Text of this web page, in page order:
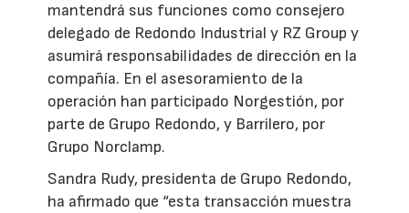
mantendrá sus funciones como consejero
delegado de Redondo Industrial y RZ Group y
asumirá responsabilidades de dirección en la
compañía. En el asesoramiento de la
operación han participado Norgestión, por
parte de Grupo Redondo, y Barrilero, por
Grupo Norclamp.
Sandra Rudy, presidenta de Grupo Redondo,
ha afirmado que “esta transacción muestra